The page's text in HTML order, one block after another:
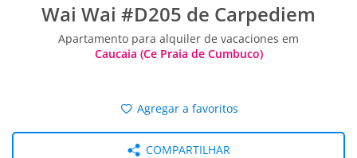
Wai Wai #D205 de Carpediem
Apartamento para alquiler de vacaciones em
Caucaia (Ce Praia de Cumbuco)
Agregar a favoritos
COMPARTILHAR